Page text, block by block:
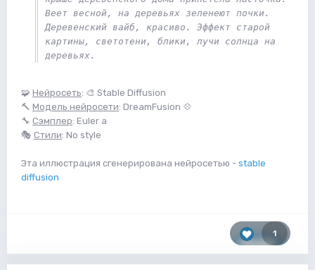
Веет весной, на деревьях зеленеют почки.
Деревенский вайб, красиво. Эффект старой
картины, светотени, блики, лучи солнца на
деревьях.
🧩 Нейросеть: 🎨 Stable Diffusion
🔨 Модель нейросети: DreamFusion 💠
🔧 Сэмплер: Euler a
🎭 Стили: No style
Эта иллюстрация сгенерирована нейросетью - stable
diffusion
1